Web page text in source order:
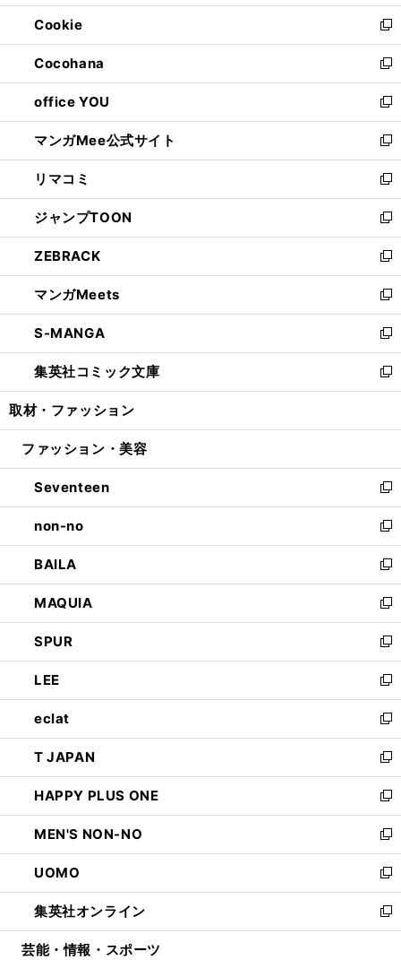
開
く
ウ
で
開
く
ン
ド
ウ
で
開
く
ウ
ィ
ン
ド
ウ
で
開
く
Cookie
新
し
い
ウ
ィ
ン
ド
ウ
で
開
く
Cocohana
新
し
い
ウ
ィ
ン
ド
ウ
で
開
く
office YOU
新
し
い
ウ
ィ
ン
ド
ウ
で
開
く
マンガMee公式サイト
新
し
い
ウ
ィ
ン
ド
ウ
で
開
く
リマコミ
新
し
い
ウ
ィ
ン
ド
ウ
で
開
く
ジャンプTOON
新
し
い
ウ
ィ
ン
ド
ウ
で
開
ZEBRACK
新
し
い
ウ
ィ
ン
ド
ウ
開
マンガMeets
新
し
い
ウ
ィ
ン
ウ
開
く
S-MANGA
新
し
い
ウ
ン
ウ
で
開
く
集英社コミック文庫
新
し
ウ
ン
ド
ウ
で
開
く
取材・ファッション
ファッション・美容
Seventeen
新
し
い
ウ
ィ
ン
ド
ウ
で
開
く
non-no
新
し
い
ウ
ィ
ン
ド
ウ
で
開
く
BAILA
新
し
い
ウ
ィ
ン
ド
ウ
で
開
く
MAQUIA
新
し
い
ウ
ィ
ン
ド
ウ
で
開
く
SPUR
新
し
い
ウ
ィ
ン
ド
ウ
で
開
く
LEE
新
し
い
ウ
ィ
ン
ド
ウ
で
開
く
eclat
新
し
い
ウ
ィ
ン
ド
ウ
で
開
く
T JAPAN
新
し
い
ウ
ィ
ン
ド
ウ
で
開
HAPPY PLUS ONE
新
し
い
ウ
ィ
ン
ド
ウ
MEN'S NON-NO
新
し
い
ウ
ィ
ン
UOMO
新
し
い
ウ
集英社オンライン
新
し
芸能・情報・スポーツ